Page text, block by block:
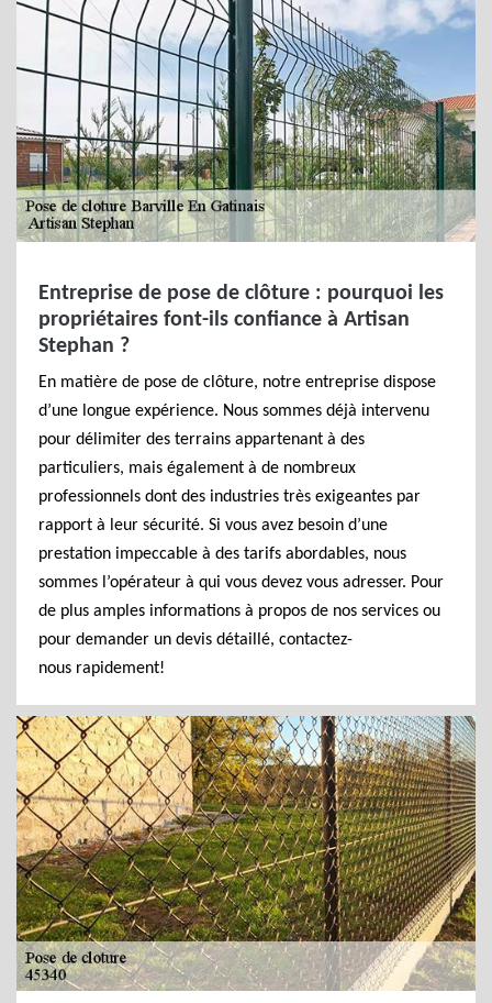
Entreprise de pose de clôture : pourquoi les
propriétaires font-ils confiance à Artisan
Stephan ?
En matière de pose de clôture, notre entreprise dispose
d’une longue expérience. Nous sommes déjà intervenu
pour délimiter des terrains appartenant à des
particuliers, mais également à de nombreux
professionnels dont des industries très exigeantes par
rapport à leur sécurité. Si vous avez besoin d’une
prestation impeccable à des tarifs abordables, nous
sommes l’opérateur à qui vous devez vous adresser. Pour
de plus amples informations à propos de nos services ou
pour demander un devis détaillé, contactez-
nous rapidement!